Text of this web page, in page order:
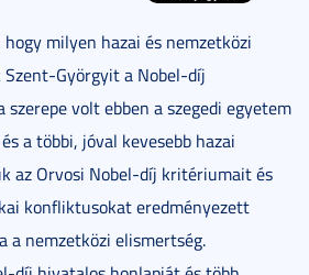
hogy milyen hazai és nemzetközi
Györgyit a Nobel-díj
szerepe volt ebben a szegedi egyetem
a többi, jóval kevesebb hazai
az Orvosi Nobel-díj kritériumait és
konfliktusokat eredményezett
a nemzetközi elismertség.